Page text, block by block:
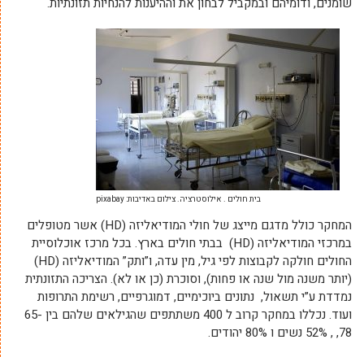
בית חולים . אילוסטרציה. צילום באדיבות: pixabay
המחקר כולל מדגם מייצג של חולי המודיאליזה (HD) אשר מטופלים
במרכזי המודיאליזה (HD) בבתי חולים בארץ. בכל מרכז אוכלוסיית
החולים חולקה לקבוצות לפי גיל, מין עדה, ו”ותק” המודיאליזה (HD)
(יותר משנה מול שנה או פחות), וסוכרת (כן או לא). הצריכה התזונתית
נמדדת ע”י תשאול, נתונים ביוכימיים, דמוגרפיים, רשימת התרופות
ועוד. נכללו במחקר קרוב ל 400 משתתפים שהגילאים שלהם בין 65-
78, , 52% נשים ו 80% יהודים.